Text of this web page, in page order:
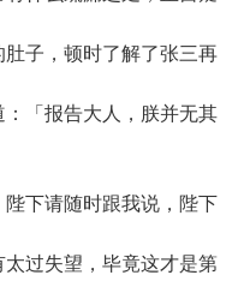
子，顿时了解了张三再
「报告大人，朕并无其
下请随时跟我说，陛下
过失望，毕竟这才是第